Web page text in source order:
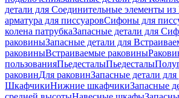
детали для Соединительные элементы
арматура для писсуаровCифоны для
колена патрубкаЗапасные детали для
раковиныЗапасные детали для
раковиныВстраиваемые раковины
пользованияПьедесталыПьедесталы
раковинДля раковинЗапасные детали
ШкафчикиНижние шкафчикиЗапасные